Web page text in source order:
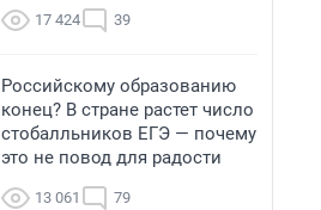
17 424 39
Российскому образованию
конец? В стране растет число
стобалльников ЕГЭ — почему
это не повод для радости
13 061 79